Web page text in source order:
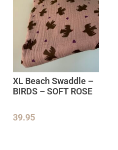
XL Beach Swaddle –
BIRDS – SOFT ROSE
39.95